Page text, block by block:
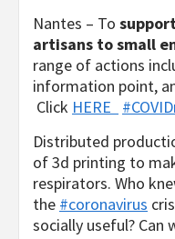
Nantes – To
artisans to small
range of actions
information point,
Click HERE
Distributed
of 3d printing to
respirators. Who
the #coronavirus
socially useful? Can